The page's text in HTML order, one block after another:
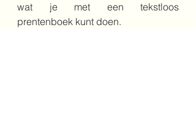
wat je met een tekstloos
prentenboek kunt doen.